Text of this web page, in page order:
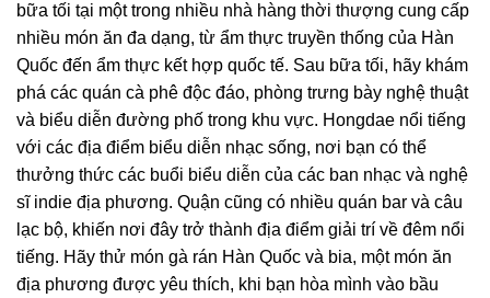
bữa tối tại một trong nhiều nhà hàng thời thượng cung cấp
nhiều món ăn đa dạng, từ ẩm thực truyền thống của Hàn
Quốc đến ẩm thực kết hợp quốc tế. Sau bữa tối, hãy khám
phá các quán cà phê độc đáo, phòng trưng bày nghệ thuật
và biểu diễn đường phố trong khu vực. Hongdae nổi tiếng
với các địa điểm biểu diễn nhạc sống, nơi bạn có thể
thưởng thức các buổi biểu diễn của các ban nhạc và nghệ
sĩ indie địa phương. Quận cũng có nhiều quán bar và câu
lạc bộ, khiến nơi đây trở thành địa điểm giải trí về đêm nổi
tiếng. Hãy thử món gà rán Hàn Quốc và bia, một món ăn
địa phương được yêu thích, khi bạn hòa mình vào bầu